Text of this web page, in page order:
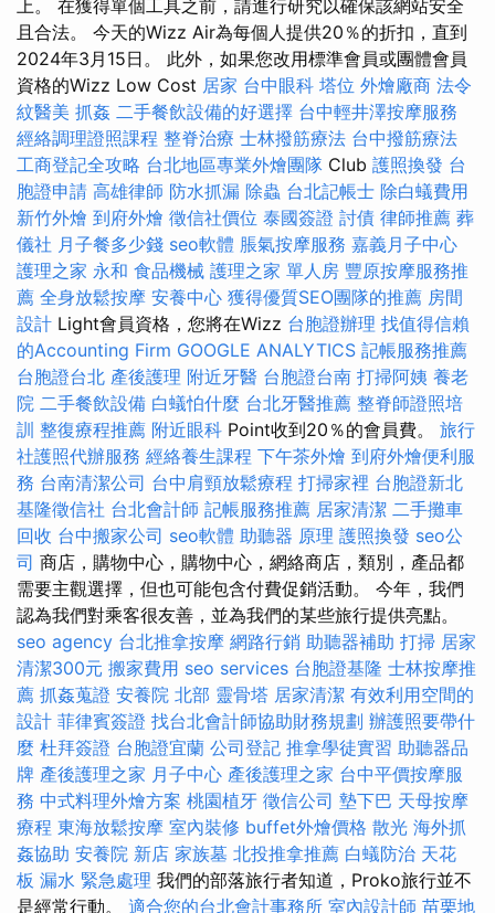
上。 在獲得單個工具之前，請進行研究以確保該網站安全
且合法。 今天的Wizz Air為每個人提供20％的折扣，直到
2024年3月15日。 此外，如果您改用標準會員或團體會員
資格的Wizz Low Cost 居家 台中眼科 塔位 外燴廠商 法令
紋醫美 抓姦 二手餐飲設備的好選擇 台中輕井澤按摩服務
經絡調理證照課程 整脊治療 士林撥筋療法 台中撥筋療法
工商登記全攻略 台北地區專業外燴團隊 Club 護照換發 台
胞證申請 高雄律師 防水抓漏 除蟲 台北記帳士 除白蟻費用
新竹外燴 到府外燴 徵信社價位 泰國簽證 討債 律師推薦 葬
儀社 月子餐多少錢 seo軟體 脹氣按摩服務 嘉義月子中心
護理之家 永和 食品機械 護理之家 單人房 豐原按摩服務推
薦 全身放鬆按摩 安養中心 獲得優質SEO團隊的推薦 房間
設計 Light會員資格，您將在Wizz 台胞證辦理 找值得信賴
的Accounting Firm GOOGLE ANALYTICS 記帳服務推薦
台胞證台北 產後護理 附近牙醫 台胞證台南 打掃阿姨 養老
院 二手餐飲設備 白蟻怕什麼 台北牙醫推薦 整脊師證照培
訓 整復療程推薦 附近眼科 Point收到20％的會員費。 旅行
社護照代辦服務 經絡養生課程 下午茶外燴 到府外燴便利服
務 台南清潔公司 台中肩頸放鬆療程 打掃家裡 台胞證新北
基隆徵信社 台北會計師 記帳服務推薦 居家清潔 二手攤車
回收 台中搬家公司 seo軟體 助聽器 原理 護照換發 seo公
司 商店，購物中心，購物中心，網絡商店，類別，產品都
需要主觀選擇，但也可能包含付費促銷活動。 今年，我們
認為我們對乘客很友善，並為我們的某些旅行提供亮點。
seo agency 台北推拿按摩 網路行銷 助聽器補助 打掃 居家
清潔300元 搬家費用 seo services 台胞證基隆 士林按摩推
薦 抓姦蒐證 安養院 北部 靈骨塔 居家清潔 有效利用空間的
設計 菲律賓簽證 找台北會計師協助財務規劃 辦護照要帶什
麼 杜拜簽證 台胞證宜蘭 公司登記 推拿學徒實習 助聽器品
牌 產後護理之家 月子中心 產後護理之家 台中平價按摩服
務 中式料理外燴方案 桃園植牙 徵信公司 墊下巴 天母按摩
療程 東海放鬆按摩 室內裝修 buffet外燴價格 散光 海外抓
姦協助 安養院 新店 家族墓 北投推拿推薦 白蟻防治 天花
板 漏水 緊急處理 我們的部落旅行者知道，Proko旅行並不
是經常行動。 適合您的台北會計事務所 室內設計師 苗栗地